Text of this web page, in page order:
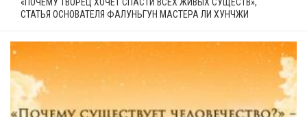
«ПОЧЕМУ ТВОРЕЦ ХОЧЕТ СПАСТИ ВСЕХ ЖИВЫХ СУЩЕСТВ»,
СТАТЬЯ ОСНОВАТЕЛЯ ФАЛУНЬГУН МАСТЕРА ЛИ ХУНЧЖИ